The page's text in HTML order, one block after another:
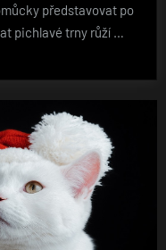
představovat po
pichlavé trny růží …